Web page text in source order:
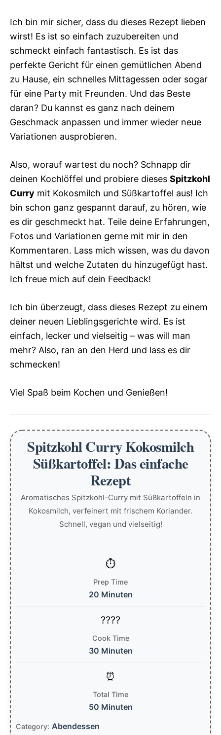
Ich bin mir sicher, dass du dieses Rezept lieben
wirst! Es ist so einfach zuzubereiten und
schmeckt einfach fantastisch. Es ist das
perfekte Gericht für einen gemütlichen Abend
zu Hause, ein schnelles Mittagessen oder sogar
für eine Party mit Freunden. Und das Beste
daran? Du kannst es ganz nach deinem
Geschmack anpassen und immer wieder neue
Variationen ausprobieren.
Also, worauf wartest du noch? Schnapp dir
deinen Kochlöffel und probiere dieses Spitzkohl
Curry mit Kokosmilch und Süßkartoffel aus! Ich
bin schon ganz gespannt darauf, zu hören, wie
es dir geschmeckt hat. Teile deine Erfahrungen,
Fotos und Variationen gerne mit mir in den
Kommentaren. Lass mich wissen, was du davon
hältst und welche Zutaten du hinzugefügt hast.
Ich freue mich auf dein Feedback!
Ich bin überzeugt, dass dieses Rezept zu einem
deiner neuen Lieblingsgerichte wird. Es ist
einfach, lecker und vielseitig – was will man
mehr? Also, ran an den Herd und lass es dir
schmecken!
Viel Spaß beim Kochen und Genießen!
Spitzkohl Curry Kokosmilch
Süßkartoffel: Das einfache
Rezept
Aromatisches Spitzkohl-Curry mit Süßkartoffeln in
Kokosmilch, verfeinert mit frischem Koriander.
Schnell, vegan und vielseitig!
Prep Time
20 Minuten
Cook Time
30 Minuten
Total Time
50 Minuten
Category: Abendessen